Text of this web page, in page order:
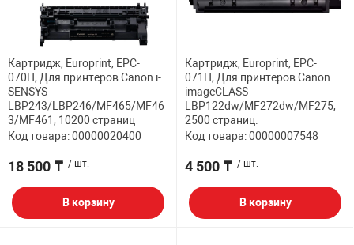
USB ХАБЫ
CARD RIDER
НАБОР ДЛЯ
ЛЕНТА ДЛЯ
ДОМА
ТЕХНИКА
Картридж, Europrint, EPC-
070H, Для принтеров Canon i-
SENSYS
LBP243/LBP246/MF465/MF46
3/MF461, 10200 страниц
Код товара: 00000020400
18 500 ₸ / шт.
В корзину
Картридж, Europrint, EPC-
071H, Для принтеров Canon
imageCLASS
LBP122dw/MF272dw/MF275,
2500 страниц.
Код товара: 00000007548
4 500 ₸ / шт.
В корзину